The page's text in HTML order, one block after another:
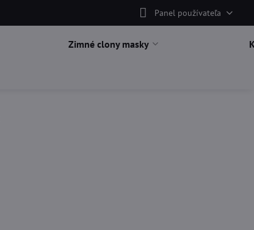
Panel používateľa
Zimné clony masky